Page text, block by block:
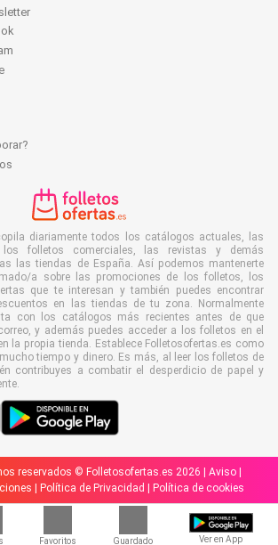
Favoritos Guardado Ver en App
diariamente todos los catálogos actuales, las
los folletos comerciales, las revistas y demás
las tiendas de España. Así podemos mantenerte
a sobre las promociones de los folletos, los
que te interesan y también puedes encontrar
en las tiendas de tu zona. Normalmente
con los catálogos más recientes antes de que
y además puedes acceder a los folletos en el
la propia tienda. Establece Folletosofertas.es como
tiempo y dinero. Es más, al leer los folletos de
contribuyes a combatir el desperdicio de papel y
reservados © Folletosofertas.es 2026 | Aviso|
Política de Privacidad Política de cookies